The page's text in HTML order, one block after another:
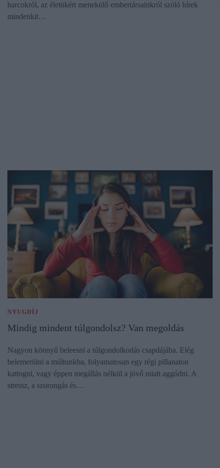
harcokról, az életükért menekülő embertársainkról szóló hírek
mindenkit…
NYUGDÍJ
Mindig mindent túlgondolsz? Van megoldás
Nagyon könnyű beleesni a túlgondolkodás csapdájába. Elég
belemerülni a múltunkba, folyamatosan egy régi pillanaton
kattogni, vagy éppen megállás nélkül a jövő miatt aggódni. A
stressz, a szorongás és…